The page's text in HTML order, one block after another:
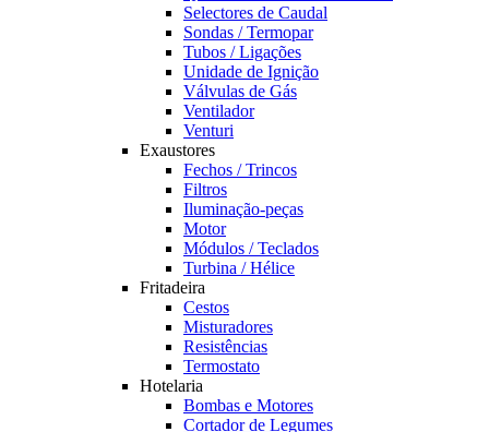
Selectores de Caudal
Sondas / Termopar
Tubos / Ligações
Unidade de Ignição
Válvulas de Gás
Ventilador
Venturi
Exaustores
Fechos / Trincos
Filtros
Iluminação-peças
Motor
Módulos / Teclados
Turbina / Hélice
Fritadeira
Cestos
Misturadores
Resistências
Termostato
Hotelaria
Bombas e Motores
Cortador de Legumes